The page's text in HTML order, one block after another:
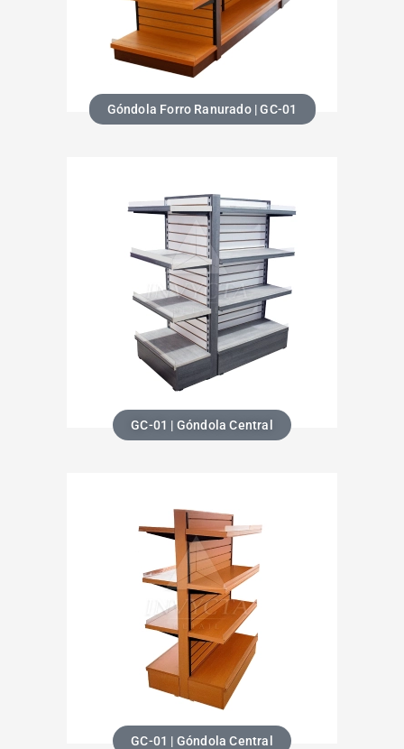
Góndola Forro Ranurado | GC-01
GC-01 | Góndola Central
GC-01 | Góndola Central